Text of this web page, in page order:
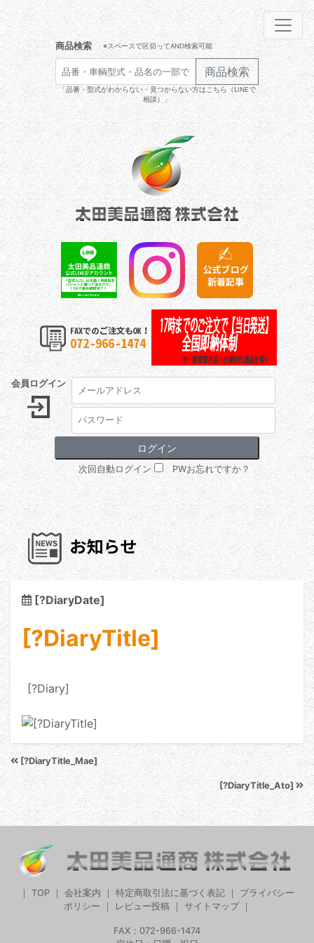
商品検索 ※スペースで区切ってAND検索可能
商品検索
「品番・型式がわからない・見つからない方はこちら（LINEで
相談）」
会員ログイン
次回自動ログイン PWお忘れですか？
[?DiaryDate]
[?DiaryTitle]
[?Diary]
[?DiaryTitle_Mae]
[?DiaryTitle_Ato]
TOP 会社案内 特定商取引法に基づく表記
プライバシー
ポリシー
レビュー投稿｜ サイトマップ｜
FAX：072-966-1474